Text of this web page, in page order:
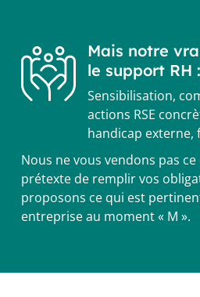
Mais notre
le support RH :
Sensibilisation,
actions RSE
handicap externe,
Nous ne vous vendons pas
prétexte de remplir vos
proposons ce qui est
entreprise au moment « M ».